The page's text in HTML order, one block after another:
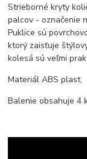
Strieborné kryty
palcov - označenie
Puklice sú
ktorý zaisťuje
kolesá sú veľmi
Materiál ABS plast.
Balenie obsahuje 4